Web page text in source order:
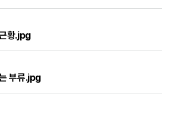
황.jpg
부류.jpg